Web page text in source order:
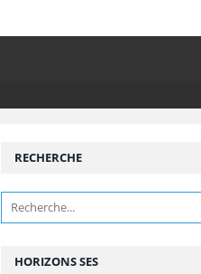
RECHERCHE
HORIZONS SES